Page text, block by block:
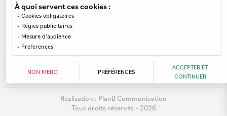
INFORMATIONS
Nos revendeurs
A propos de nous
Mentions légales
MON COMPTE
Mes commandes
Réalisation : PlanB Communication
Tous droits réservés - 2026
À quoi servent ces cookies :
Cookies obligatoires
Régies publicitaires
Mesure d'audience
Preferences
NON MERCI PRÉFÉRENCES
ACCEPTER ET
CONTINUER